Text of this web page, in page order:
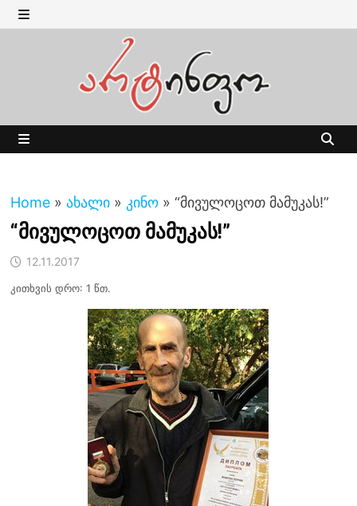
Skip
to MENU
Home » ახალი » კინო » “მივულოცოთ მამუკას!”
“მივულოცოთ მამუკას!”
12.11.2017
კითხვის დრო: 1 წთ.